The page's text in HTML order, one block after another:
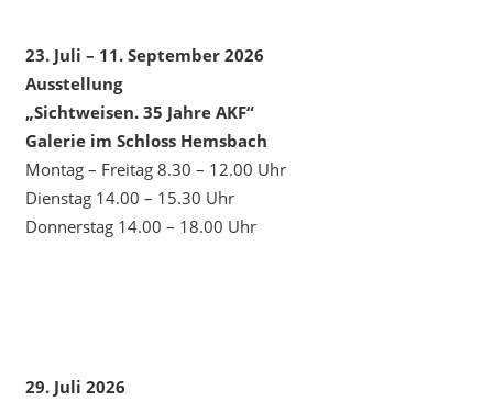
23. Juli – 11. September 2026
Ausstellung
„Sichtweisen. 35 Jahre AKF“
Galerie im Schloss Hemsbach
Montag – Freitag 8.30 – 12.00 Uhr
Dienstag 14.00 – 15.30 Uhr
Donnerstag 14.00 – 18.00 Uhr
29. Juli 2026